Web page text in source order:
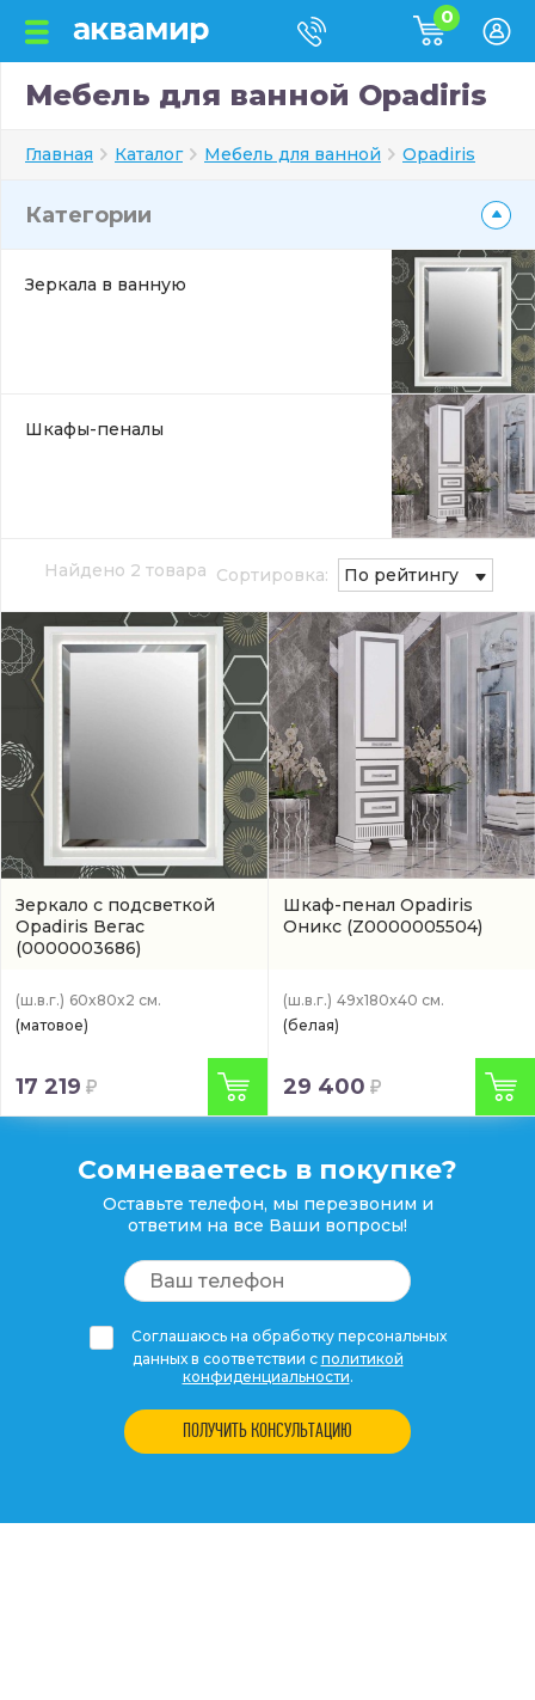
0
Мебель для ванной Opadiris
Главная Каталог Мебель для ванной Opadiris
Категории
Зеркала в ванную
Шкафы-пеналы
Найдено 2 товара Сортировка: По рейтингу
Зеркало с подсветкой
Opadiris Вегас
(0000003686)
(ш.в.г.) 60x80x2 см.
(матовое)
17 219
Шкаф-пенал Opadiris
Оникс (Z0000005504)
(ш.в.г.) 49x180x40 см.
(белая)
29 400
Сомневаетесь в покупке?
Оставьте телефон, мы перезвоним и
ответим на все Ваши вопросы!
Соглашаюсь на обработку персональных
данных в соответствии с политикой
конфиденциальности.
ПОЛУЧИТЬ КОНСУЛЬТАЦИЮ